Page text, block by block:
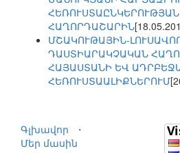
ՀԱՂՈՐԴԱՇԱՐԻՆ
ՄՇԱԿՈՒԹԱՅԻՆ-
ԴԱՍՏԻԱՐԱԿՉԱԿԱՆ
ՀԱՅԱՍՏԱՆԻ ԵՎ
ՀԵՌՈՒՍՏԱԱԼԻՔՆԵՐՈՒՄ
Գլխավոր
⋅
Մեր մասին